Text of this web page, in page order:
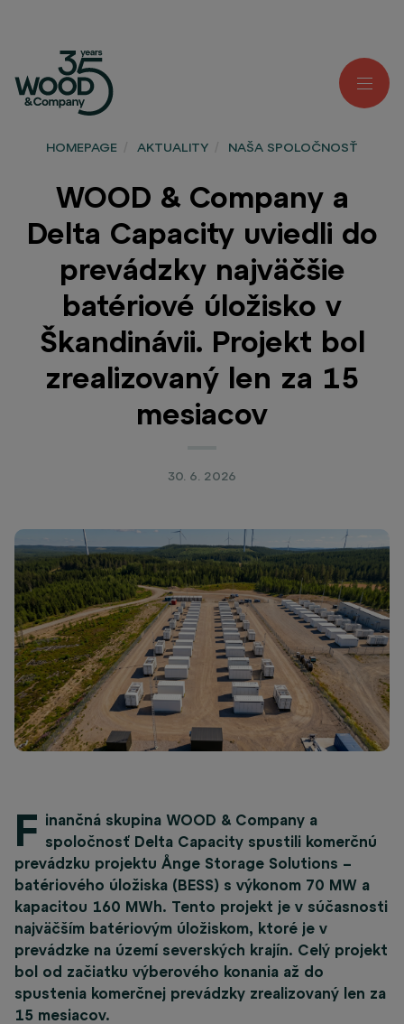
HOMEPAGE AKTUALITY NAŠA SPOLOČNOSŤ
WOOD & Company a
Delta Capacity uviedli do
prevádzky najväčšie
batériové úložisko v
Škandinávii. Projekt bol
zrealizovaný len za 15
mesiacov
30. 6. 2026
F inančná skupina WOOD & Company a
spoločnosť Delta Capacity spustili komerčnú
prevádzku projektu Ånge Storage Solutions –
batériového úložiska (BESS) s výkonom 70 MW a
kapacitou 160 MWh. Tento projekt je v súčasnosti
najväčším batériovým úložiskom, ktoré je v
prevádzke na území severských krajín. Celý projekt
bol od začiatku výberového konania až do
spustenia komerčnej prevádzky zrealizovaný len za
15 mesiacov.